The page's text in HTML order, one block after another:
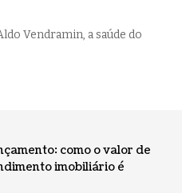
Vendramin, a saúde do
como o valor de
imobiliário é